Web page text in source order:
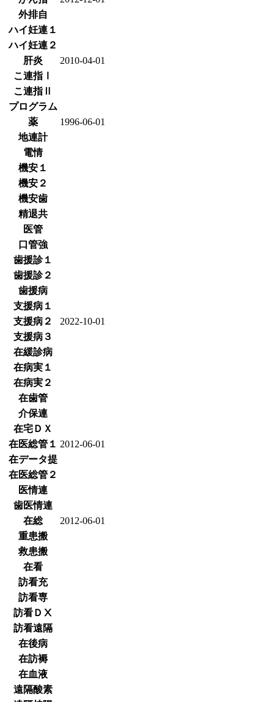
外排自
ハイ妊連１
ハイ妊連２
肝炎
2010-04-01
こ連指Ⅰ
こ連指Ⅱ
プログラム
薬
1996-06-01
地連計
電情
機安１
機安２
機安歯
精退共
医管
口管強
歯援診１
歯援診２
歯援病
支援病１
支援病２
2022-10-01
支援病３
在緩診病
在病実１
在病実２
在歯管
介保連
在宅ＤＸ
在医総管１ 2012-06-01
在データ提
在医総管２
医情連
歯医情連
在総
2012-06-01
重患搬
救患搬
在看
訪看充
訪看専
訪看ＤⅩ
訪看遠隔
在後病
在訪褥
在血液
遠隔酸素